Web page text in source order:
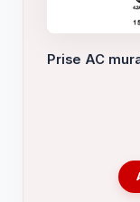
Prise AC